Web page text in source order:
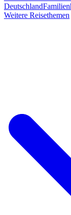
Deutschland
Weitere Reisethemen